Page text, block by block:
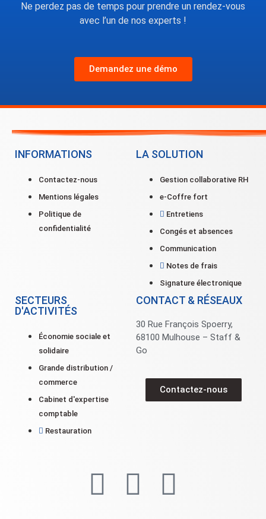
Ne perdez pas de temps pour prendre un rendez-vous
avec l’un de nos experts !
Demandez une démo
INFORMATIONS
Contactez-nous
Mentions légales
Politique de
confidentialité
LA SOLUTION
Gestion collaborative RH
e-Coffre fort
Entretiens
Congés et absences
Communication
Notes de frais
Signature électronique
SECTEURS
D'ACTIVITÉS
Économie sociale et
solidaire
Grande distribution /
commerce
Cabinet d'expertise
comptable
Restauration
CONTACT & RÉSEAUX
30 Rue François Spoerry,
68100 Mulhouse – Staff &
Go
Contactez-nous